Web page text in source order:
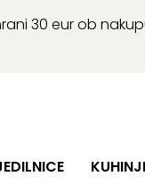
30 eur ob